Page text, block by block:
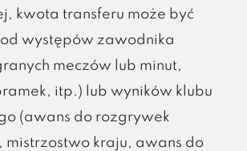
kwota transferu może być
występów zawodnika
meczów lub minut,
itp.) lub wyników klubu
(awans do rozgrywek
mistrzostwo kraju, awans do